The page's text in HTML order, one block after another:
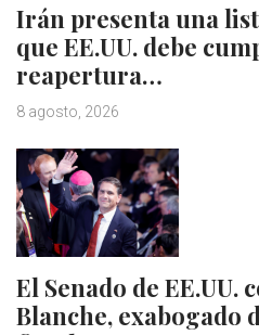
Irán presenta una
que EE.UU. debe
reapertura…
8 agosto, 2026
El Senado de EE.UU.
Blanche, exabogado